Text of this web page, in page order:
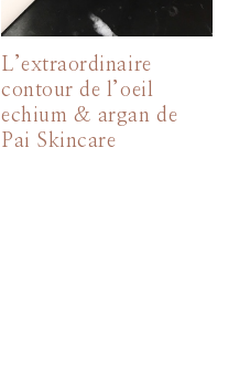
L’extraordinaire
contour de l’oeil
echium & argan de
Pai Skincare